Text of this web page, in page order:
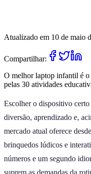
Atualizado em 10 de maio
Compartilhar:
O melhor laptop infantil é o
pelas 30 atividades
Escolher o dispositivo
diversão, aprendizado e,
mercado atual oferece
brinquedos lúdicos e
números e um segundo
suprem as demandas da